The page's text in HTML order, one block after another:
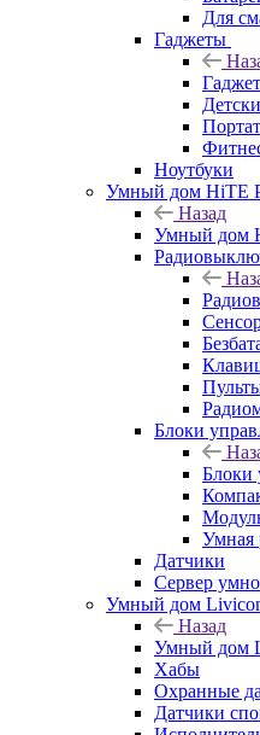
Для
Гаджеты
Ноутбуки
Умный дом HiTE
Назад
Умный дом
Блоки
Блоки
Умная
Датчики
Сервер
Умный дом
Назад
Умный дом
Хабы
Охранные
Датчики